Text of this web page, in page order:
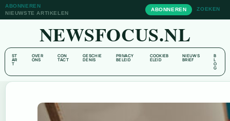
ABONNEREN
NIEUWSTE ARTIKELEN
ABONNEREN ZOEKEN
NEWSFOCUS.NL
ST
AR
T
OVER
ONS
CON
TACT
GESCHIE
DENIS
PRIVACY
BELEID
COOKIEB
ELEID
NIEUWS
BRIEF
B
L
O
G